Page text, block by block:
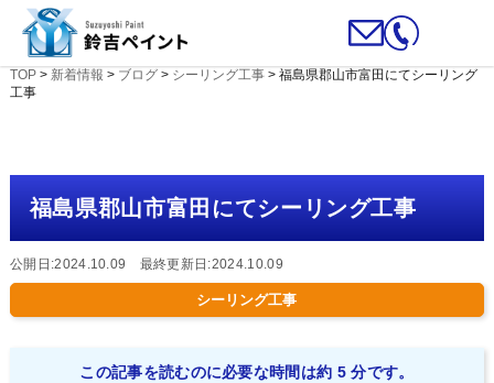
TOP> 新着情報 > ブログ> シーリング工事> 福島県郡山市富田にてシーリング
工事
福島県郡山市富田にてシーリング工事
公開日:2024.10.09 最終更新日:2024.10.09
シーリング工事
この記事を読むのに必要な時間は約 5 分です。